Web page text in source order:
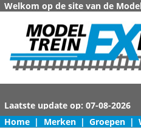
Welkom op de site van de
Home | Merken | Groepen |